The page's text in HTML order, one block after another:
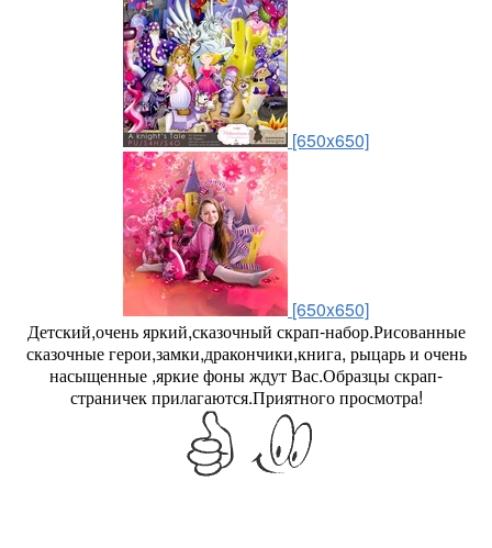
[650x650]
[650x650]
Детский,очень яркий,сказочный скрап-набор.Рисованные
сказочные герои,замки,дракончики,книга, рыцарь и очень
насыщенные ,яркие фоны ждут Вас.Образцы скрап-
страничек прилагаются.Приятного просмотра!